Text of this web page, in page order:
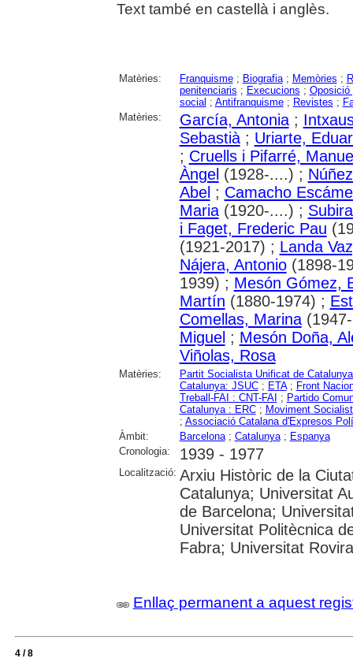
Text també en castellà i anglès.
Matèries: Franquisme; Biografia; Memòries ;
penitenciaris ; Execucions ; Oposició
social ; Antifranquisme; Revistes ;
Matèries:
García, Antonia;
Sebastià; Uriarte,
; Cruells i Pifarré,
Àngel (1928-....) ;
Abel ; Camacho
Maria(1920-....) ;
i Faget, Frederic Pau
(1921-2017) ; Landa
Nájera, Antonio(1898-
1939) ; Mesón Gómez,
Martín (1880-1974) ;
Comellas, Marina
Miguel ; Mesón Doña,
Viñolas, Rosa
Matèries:
Partit Socialista Unificat de
Catalunya: JSUC; ETA; Front
Treball-FAI : CNT-FAI ; Partido
Catalunya : ERC; Moviment
; Associació Catalana d'Expresos
Àmbit:
Barcelona; Catalunya; Espanya
Cronologia:
1939 - 1977
Localització: Arxiu Històric de la
Catalunya; Universitat
de Barcelona;
Universitat Politècnica
Fabra; Universitat
Enllaç permanent a aquest
4 / 8